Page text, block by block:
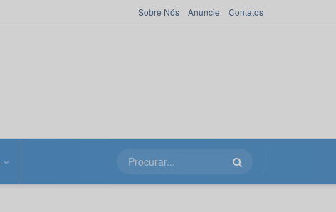
Sobre Nós Anuncie Contatos